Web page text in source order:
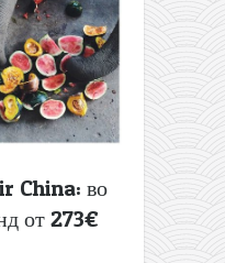
China: во
от 273€